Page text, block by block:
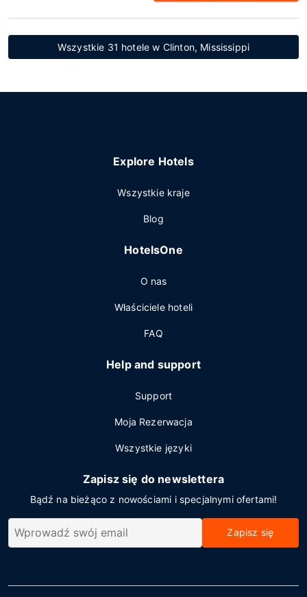
Wszystkie 31 hotele w Clinton, Mississippi
Explore Hotels
Wszystkie kraje
Blog
HotelsOne
O nas
Właściciele hoteli
FAQ
Help and support
Support
Moja Rezerwacja
Wszystkie języki
Zapisz się do newslettera
Bądź na bieżąco z nowościami i specjalnymi ofertami!
Zapisz się